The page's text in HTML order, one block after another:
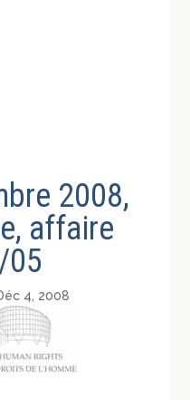
2008,
affaire
05
4, 2008